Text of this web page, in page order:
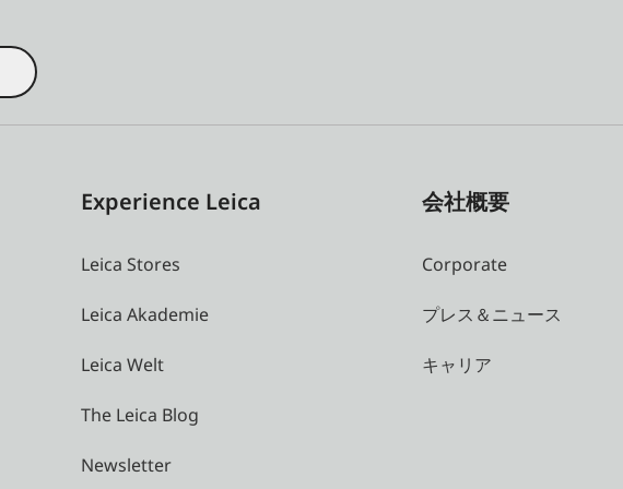
Experience Leica
Leica Stores
Leica Akademie
Leica Welt
The Leica Blog
Newsletter
会社概要
Corporate
プレス＆ニュース
キャリア